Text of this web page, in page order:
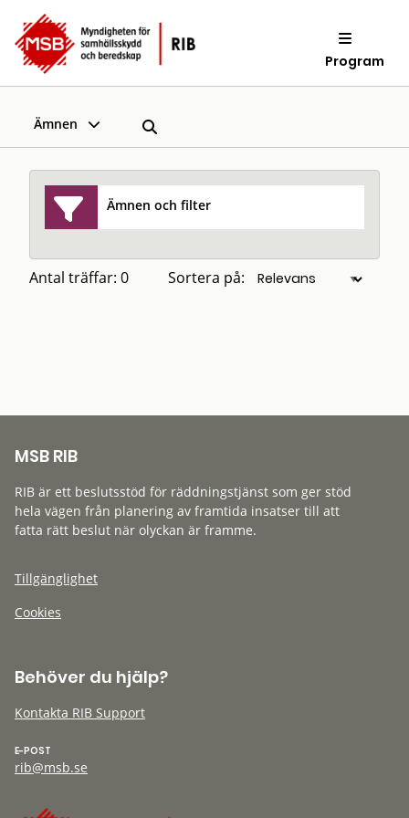
Program
Ämnen
Ämnen och filter
Antal träffar: 0 Sortera på:
MSB RIB
RIB är ett beslutsstöd för räddningstjänst som ger stöd
hela vägen från planering av framtida insatser till att
fatta rätt beslut när olyckan är framme.
Tillgänglighet
Cookies
Behöver du hjälp?
Kontakta RIB Support
E-POST
rib@msb.se